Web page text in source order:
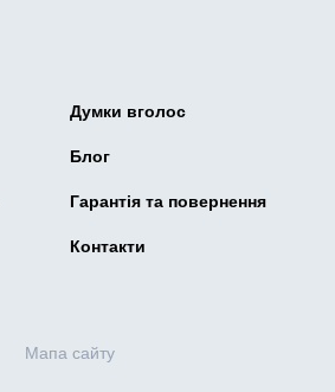
Думки вголос
Блог
Гарантія та повернення
Контакти
Мапа сайту